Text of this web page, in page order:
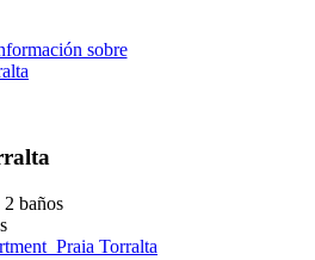
sobre
2 baños
Torralta